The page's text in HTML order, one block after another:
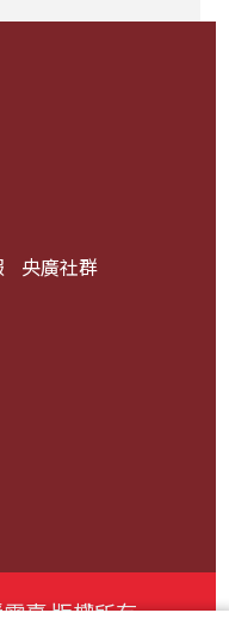
央廣社群
臺 版權所有